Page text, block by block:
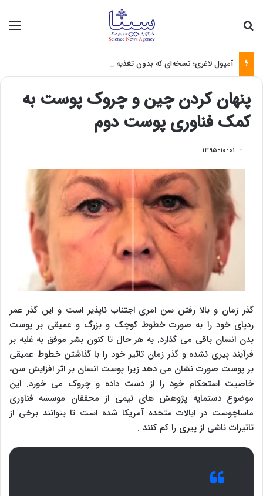
آمپول لاغری؛ نسخه‌ای که بدون تغذیه خطرناک می‌شود
پنهان کردن چین و چروک پوست به
کمک فناوری پوست دوم
۱۳۹۵-۱۰-۰۱
گذر زمان و بالا رفتن سن امری اجتناب ناپذیر است و این گذر عمر
ردپای خود را به صورت خطوط کوچک و بزرگ و عمیقی بر پوست
بدن انسان باقی می گذارد. به هر حال تا کنون بشر موفق به غلبه بر
فرآیند پیری نشده و گذر زمان تاثیر خود را با گذاشتن خطوط عمیقی
بر پوست صورت نشان می دهد زیرا پوست انسان بر اثر افزایش سن،
خاصیت استحکام خود را از دست داده و چروک می خورد. این
موضوع دستمایه پژوهش های تیمی از محققان موسسه فناوری
ماساچوست در ایالات متحده آمریکا شده است تا بتوانند برخی از
تاثیرات ناشی از پیری را کم کنند .